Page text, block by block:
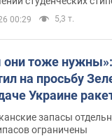
00:29 5,3 т.
тоже
на просьбу
Украине
запасы
ограничены